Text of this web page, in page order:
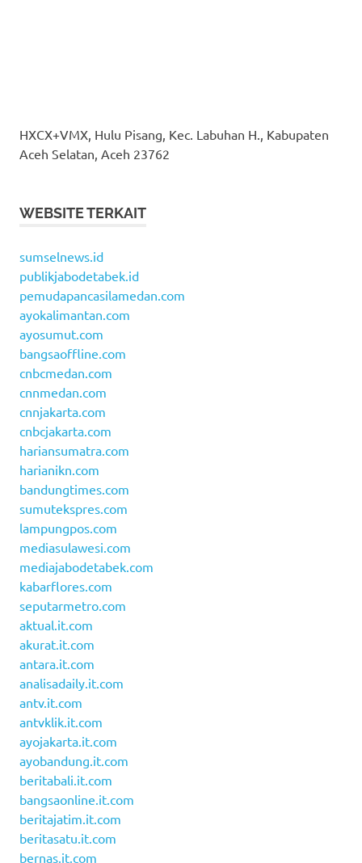
HXCX+VMX, Hulu Pisang, Kec. Labuhan H., Kabupaten
Aceh Selatan, Aceh 23762
WEBSITE TERKAIT
sumselnews.id
publikjabodetabek.id
pemudapancasilamedan.com
ayokalimantan.com
ayosumut.com
bangsaoffline.com
cnbcmedan.com
cnnmedan.com
cnnjakarta.com
cnbcjakarta.com
hariansumatra.com
harianikn.com
bandungtimes.com
sumutekspres.com
lampungpos.com
mediasulawesi.com
mediajabodetabek.com
kabarflores.com
seputarmetro.com
aktual.it.com
akurat.it.com
antara.it.com
analisadaily.it.com
antv.it.com
antvklik.it.com
ayojakarta.it.com
ayobandung.it.com
beritabali.it.com
bangsaonline.it.com
beritajatim.it.com
beritasatu.it.com
bernas.it.com